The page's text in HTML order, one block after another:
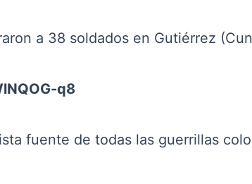
a 38 soldados en Gutiérrez
q8
fuente de todas las guerrillas